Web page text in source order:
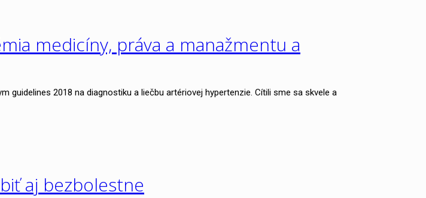
medicíny, práva a manažmentu a
guidelines 2018 na diagnostiku a liečbu artériovej hypertenzie. Cítili sme sa skvele a
aj bezbolestne